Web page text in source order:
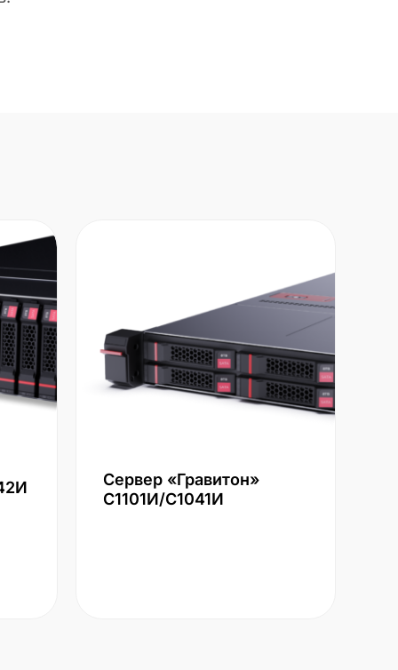
Сервер «Гравитон»
С1101И/С1041И